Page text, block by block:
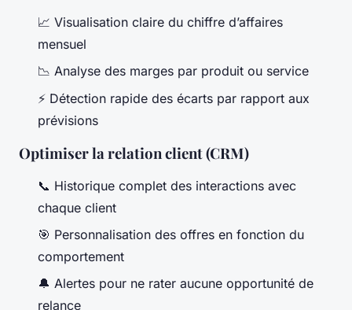
📈 Visualisation claire du chiffre d’affaires
mensuel
📉 Analyse des marges par produit ou service
⚡ Détection rapide des écarts par rapport aux
prévisions
Optimiser la relation client (CRM)
📞 Historique complet des interactions avec
chaque client
🎯 Personnalisation des offres en fonction du
comportement
🔔 Alertes pour ne rater aucune opportunité de
relance